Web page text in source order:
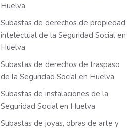
Huelva
Subastas de derechos de propiedad
intelectual de la Seguridad Social en
Huelva
Subastas de derechos de traspaso
de la Seguridad Social en Huelva
Subastas de instalaciones de la
Seguridad Social en Huelva
Subastas de joyas, obras de arte y